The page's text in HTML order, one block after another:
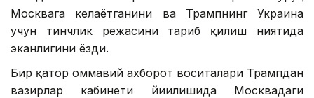
Москвага келаётганини ва Трампнинг Украина
учун тинчлик режасини тарғиб қилиш ниятида
эканлигини ёзди.
Бир қатор оммавий ахборот воситалари Трампдан
вазирлар кабинети йиғилишида Москвадаги